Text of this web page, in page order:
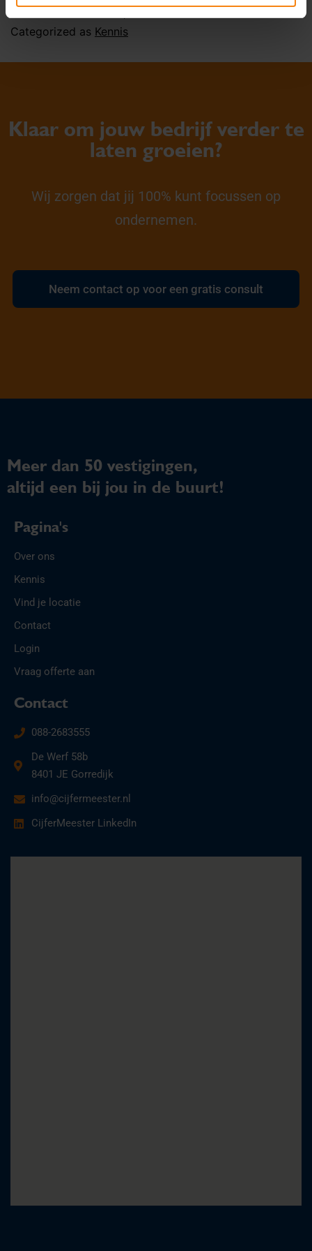
Categorized as Kennis
Klaar om jouw bedrijf verder te
laten groeien?
Wij zorgen dat jij 100% kunt focussen op
ondernemen.
Neem contact op voor een gratis consult
Meer dan 50 vestigingen,
altijd een bij jou in de buurt!
Pagina's
Over ons
Kennis
Vind je locatie
Contact
Login
Vraag offerte aan
Contact
088-2683555
De Werf 58b
8401 JE Gorredijk
info@cijfermeester.nl
CijferMeester LinkedIn